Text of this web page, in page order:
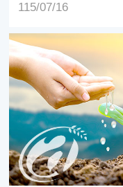
115/07/16
鵝油香蔥麵包